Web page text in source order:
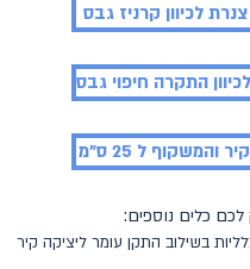
לכיוון קרניז גבס
התקרה חיפוי גבס
והמשקוף ל 25 ס"מ
כלים נוספים:
בשילוב התקן עומר ליציקה קיר